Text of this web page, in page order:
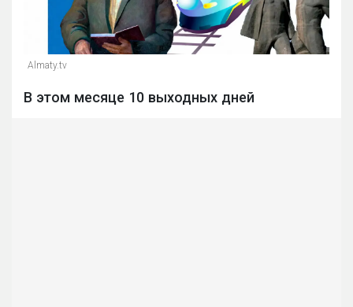
Almaty.tv
В этом месяце 10 выходных дней